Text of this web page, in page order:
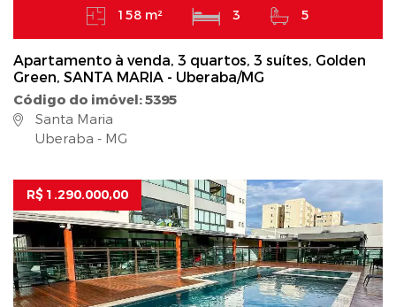
158 m² 3 5
Apartamento à venda, 3 quartos, 3 suítes, Golden
Green, SANTA MARIA - Uberaba/MG
Código do imóvel: 5395
Santa Maria
Uberaba - MG
R$ 1.290.000,00